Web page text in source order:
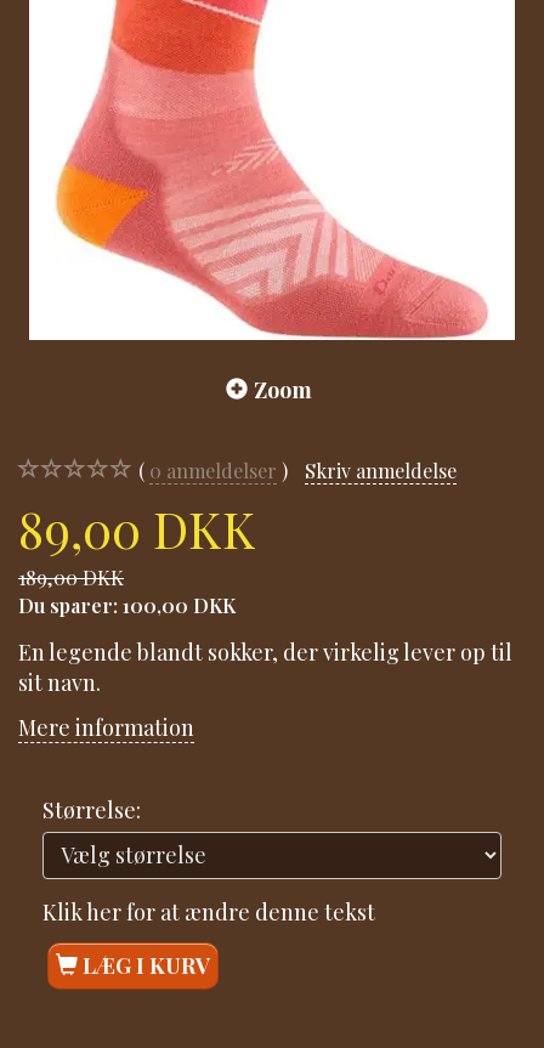
Zoom
0 anmeldelser Skriv anmeldelse
89,00 DKK
189,00 DKK
Du sparer: 100,00 DKK
En legende blandt sokker, der virkelig lever op til
sit navn.
Mere information
Størrelse:
Klik her for at ændre denne tekst
LÆG I KURV